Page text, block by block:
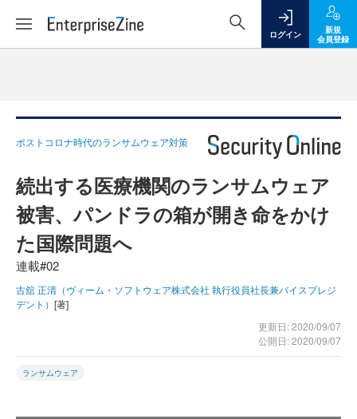
ログイン
新規
会員登録
ポストコロナ時代のランサムウェア対策
続出する医療機関のランサムウェア
被害、パンドラの箱が開き命をかけ
た国際問題へ
連載#02
古舘 正清（ヴィーム・ソフトウェア株式会社 執行役員社長兼バイスプレジ
デント） [著]
更新日: 2020/09/07
公開日: 2020/09/07
ランサムウェア